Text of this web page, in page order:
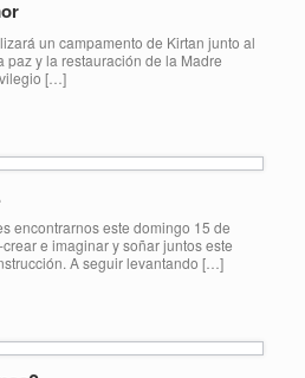
un campamento de Kirtan junto al
y la restauración de la Madre
[…]
encontrarnos este domingo 15 de
e imaginar y soñar juntos este
A seguir levantando […]